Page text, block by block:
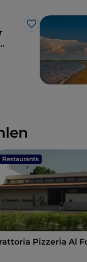
Like
Restaurants
Pizzeria Al